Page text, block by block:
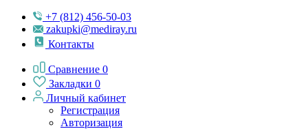
+7 (812) 456-50-03
zakupki@mediray.ru
Контакты
Сравнение 0
Закладки 0
Личный кабинет
Регистрация
Авторизация